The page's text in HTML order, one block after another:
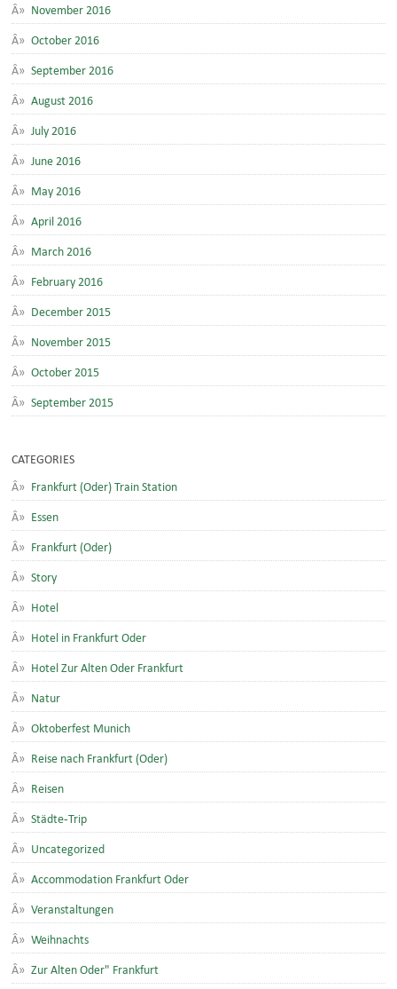
November 2016
October 2016
September 2016
August 2016
July 2016
June 2016
May 2016
April 2016
March 2016
February 2016
December 2015
November 2015
October 2015
September 2015
CATEGORIES
Frankfurt (Oder) Train Station
Essen
Frankfurt (Oder)
Story
Hotel
Hotel in Frankfurt Oder
Hotel Zur Alten Oder Frankfurt
Natur
Oktoberfest Munich
Reise nach Frankfurt (Oder)
Reisen
Städte-Trip
Uncategorized
Accommodation Frankfurt Oder
Veranstaltungen
Weihnachts
Zur Alten Oder" Frankfurt